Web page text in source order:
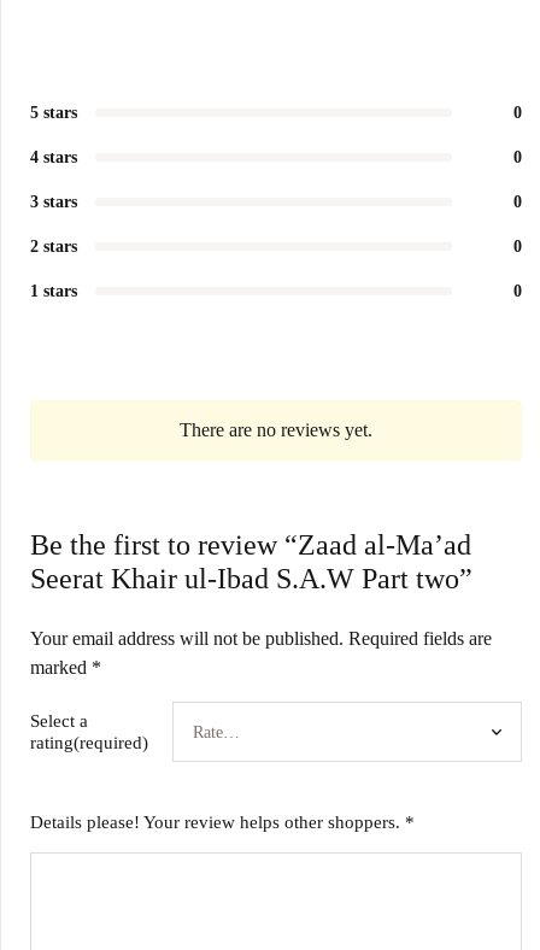
5 stars 0
4 stars 0
3 stars 0
2 stars 0
1 stars 0
There are no reviews yet.
Be the first to review “Zaad al-Ma’ad
Seerat Khair ul-Ibad S.A.W Part two”
Your email address will not be published. Required fields are
marked *
Select a
rating(required)
Details please! Your review helps other shoppers. *